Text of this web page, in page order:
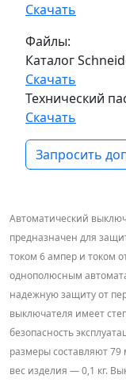
Скачать
Файлы:
Каталог
Скачать
Технический
Скачать
Запросить
Автоматический
предназначен для
током 6 ампер и током
однополюсным
надежную защиту от
выключателя имеет
безопасность
размеры составляют
вес изделия — 0,1 кг.